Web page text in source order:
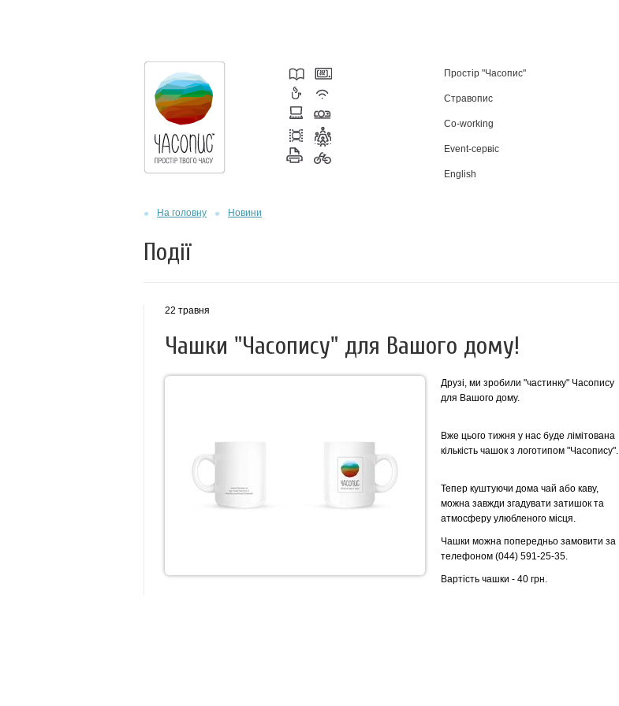
Простір "Часопис"
Стравопис
Co-working
Event-сервіс
English
На головну Новини
Події
22 травня
Чашки "Часопису" для Вашого дому!
Друзі, ми зробили "частинку" Часопису
для Вашого дому.
Вже цього тижня у нас буде лімітована
кількість чашок з логотипом "Часопису".
Тепер куштуючи дома чай або каву,
можна завжди згадувати затишок та
атмосферу улюбленого місця.
Чашки можна попередньо замовити за
телефоном (044) 591-25-35.
Вартість чашки - 40 грн.